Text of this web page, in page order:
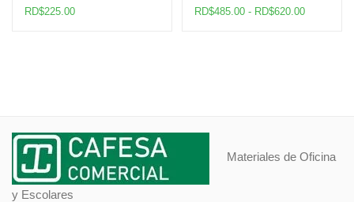
RD$225.00 RD$485.00 - RD$620.00Rango
Materiales de Oficina
y Escolares